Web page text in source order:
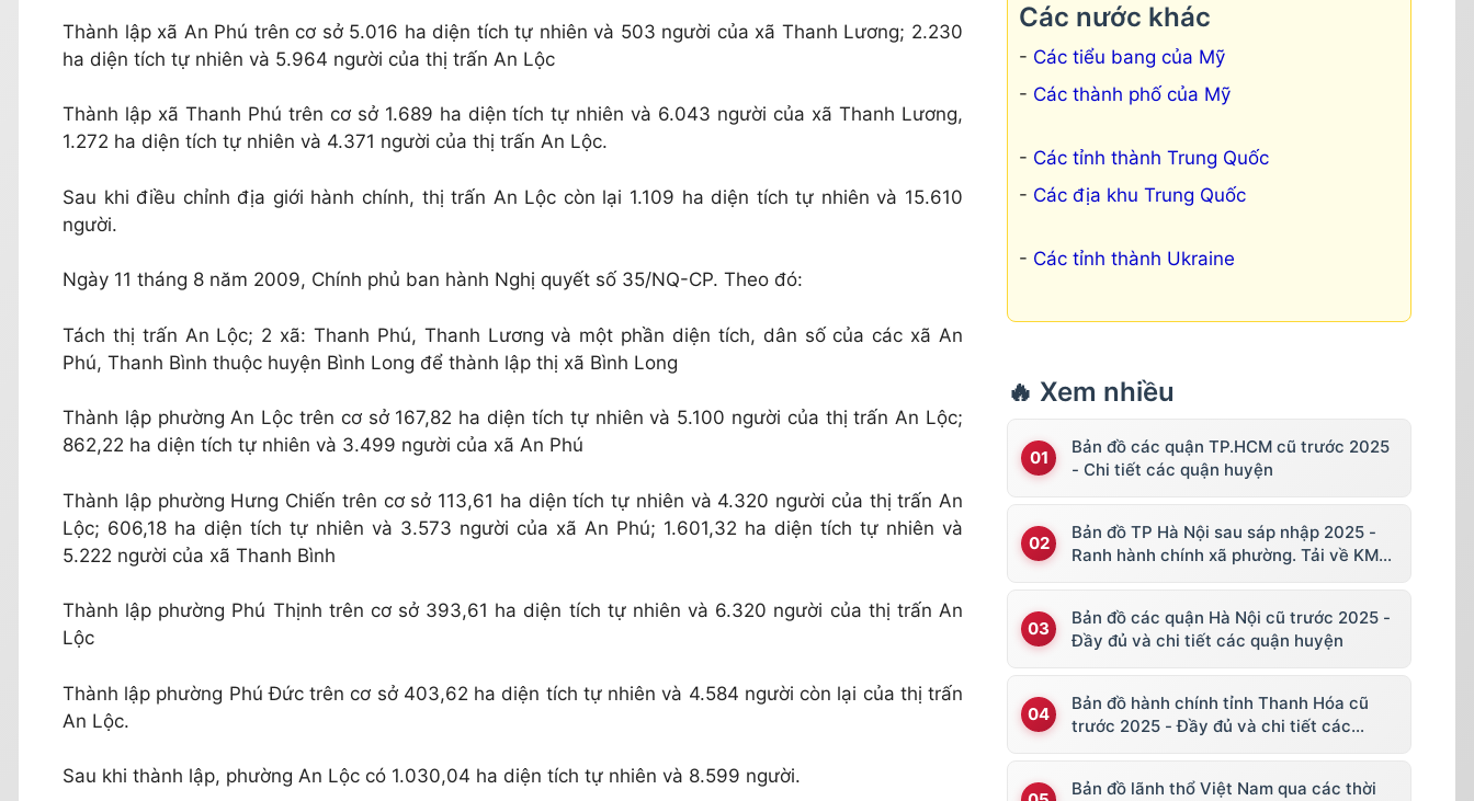
Thành lập xã An Phú trên cơ sở 5.016 ha diện tích tự nhiên và 503 người của xã Thanh Lương; 2.230
ha diện tích tự nhiên và 5.964 người của thị trấn An Lộc
Thành lập xã Thanh Phú trên cơ sở 1.689 ha diện tích tự nhiên và 6.043 người của xã Thanh Lương,
1.272 ha diện tích tự nhiên và 4.371 người của thị trấn An Lộc.
Sau khi điều chỉnh địa giới hành chính, thị trấn An Lộc còn lại 1.109 ha diện tích tự nhiên và 15.610
người.
Ngày 11 tháng 8 năm 2009, Chính phủ ban hành Nghị quyết số 35/NQ-CP. Theo đó:
Tách thị trấn An Lộc; 2 xã: Thanh Phú, Thanh Lương và một phần diện tích, dân số của các xã An
Phú, Thanh Bình thuộc huyện Bình Long để thành lập thị xã Bình Long
Thành lập phường An Lộc trên cơ sở 167,82 ha diện tích tự nhiên và 5.100 người của thị trấn An Lộc;
862,22 ha diện tích tự nhiên và 3.499 người của xã An Phú
Thành lập phường Hưng Chiến trên cơ sở 113,61 ha diện tích tự nhiên và 4.320 người của thị trấn An
Lộc; 606,18 ha diện tích tự nhiên và 3.573 người của xã An Phú; 1.601,32 ha diện tích tự nhiên và
5.222 người của xã Thanh Bình
Thành lập phường Phú Thịnh trên cơ sở 393,61 ha diện tích tự nhiên và 6.320 người của thị trấn An
Lộc
Thành lập phường Phú Đức trên cơ sở 403,62 ha diện tích tự nhiên và 4.584 người còn lại của thị trấn
An Lộc.
Sau khi thành lập, phường An Lộc có 1.030,04 ha diện tích tự nhiên và 8.599 người.
Các nước khác
Các tiểu bang của Mỹ
Các thành phố của Mỹ
Các tỉnh thành Trung Quốc
Các địa khu Trung Quốc
Các tỉnh thành Ukraine
🔥 Xem nhiều
Bản đồ các quận TP.HCM cũ trước 2025
- Chi tiết các quận huyện
Bản đồ TP Hà Nội sau sáp nhập 2025 -
Ranh hành chính xã phường. Tải về KML,
Bản đồ các quận Hà Nội cũ trước 2025 -
Đầy đủ và chi tiết các quận huyện
Bản đồ hành chính tỉnh Thanh Hóa cũ
trước 2025 - Đầy đủ và chi tiết các
Bản đồ lãnh thổ Việt Nam qua các thời